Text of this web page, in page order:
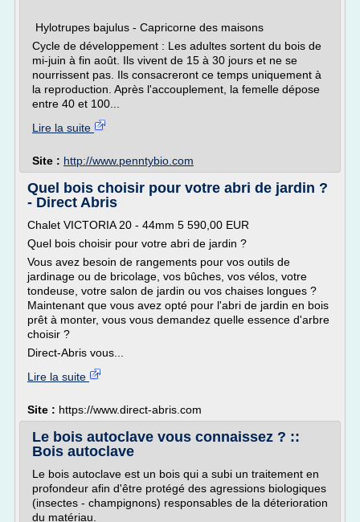
Hylotrupes bajulus - Capricorne des maisons
Cycle de développement : Les adultes sortent du bois de
mi-juin à fin août. Ils vivent de 15 à 30 jours et ne se
nourrissent pas. Ils consacreront ce temps uniquement à
la reproduction. Après l'accouplement, la femelle dépose
entre 40 et 100...
Lire la suite
Site : http://www.penntybio.com
Quel bois choisir pour votre abri de jardin ?
- Direct Abris
Chalet VICTORIA 20 - 44mm 5 590,00 EUR
Quel bois choisir pour votre abri de jardin ?
Vous avez besoin de rangements pour vos outils de
jardinage ou de bricolage, vos bûches, vos vélos, votre
tondeuse, votre salon de jardin ou vos chaises longues ?
Maintenant que vous avez opté pour l'abri de jardin en bois
prêt à monter, vous vous demandez quelle essence d'arbre
choisir ?
Direct-Abris vous...
Lire la suite
Site : https://www.direct-abris.com
Le bois autoclave vous connaissez ? ::
Bois autoclave
Le bois autoclave est un bois qui a subi un traitement en
profondeur afin d'être protégé des agressions biologiques
(insectes - champignons) responsables de la déterioration
du matériau.